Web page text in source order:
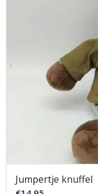
Jumpertje knuffel